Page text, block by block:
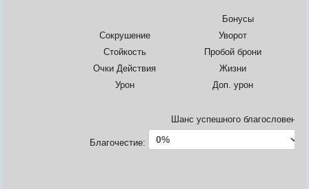
Бонусы
Сокрушение
Уворот
Стойкость
Пробой брони
Очки Действия
Жизни
Урон
Доп. урон
Шанс успешного благословения
Благочестие: